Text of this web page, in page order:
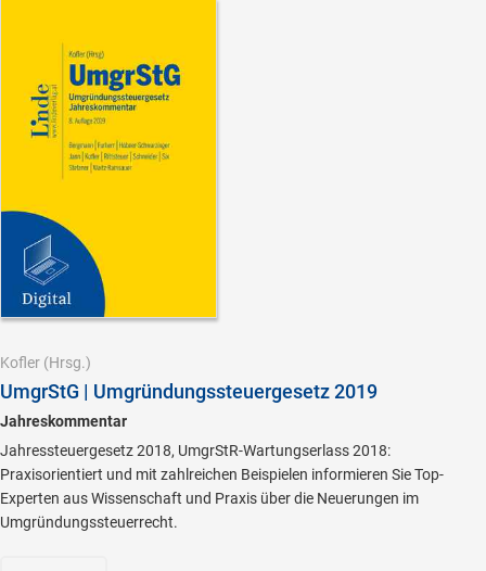
Kofler (Hrsg.)
UmgrStG | Umgründungssteuergesetz 2019
Jahreskommentar
Jahressteuergesetz 2018, UmgrStR-Wartungserlass 2018:
Praxisorientiert und mit zahlreichen Beispielen informieren Sie Top-
Experten aus Wissenschaft und Praxis über die Neuerungen im
Umgründungssteuerrecht.